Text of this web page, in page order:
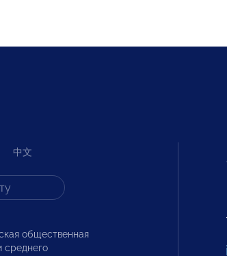
中文
общественная
среднего